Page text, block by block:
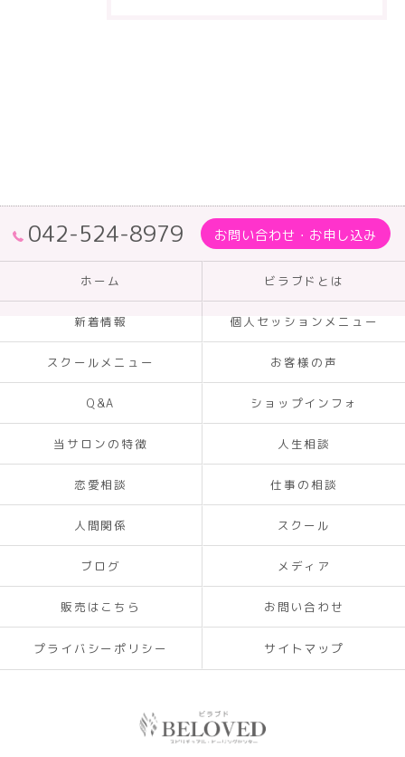
042-524-8979 お問い合わせ・お申し込み
ホーム ビラブドとは
新着情報 個人セッションメニュー
スクールメニュー お客様の声
Q&A ショップインフォ
当サロンの特徴 人生相談
恋愛相談 仕事の相談
人間関係 スクール
ブログ メディア
販売はこちら お問い合わせ
プライバシーポリシー サイトマップ